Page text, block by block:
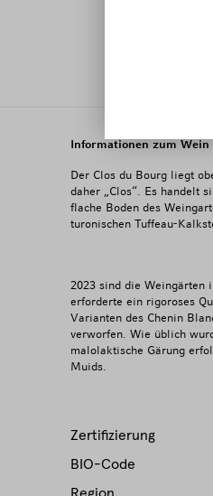
Informationen zum Wein
Der Clos du Bourg liegt
daher „Clos“. Es handelt
flache Boden des
turonischen Tuffeau-
2023 sind die Weingärten
erforderte ein rigoroses
Varianten des Chenin
verworfen. Wie üblich
malolaktische Gärung
Muids.
Zertifizierung
BIO-Code
Region